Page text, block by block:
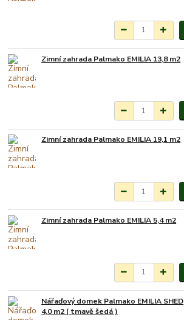
Zimní zahrada Palmako EMILIA 13,8 m2
Zimní zahrada Palmako EMILIA 19,1 m2
Zimní zahrada Palmako EMILIA 5,4 m2
Nářaďový domek Palmako EMILIA SHED
4,0 m2 ( tmavě šedá )